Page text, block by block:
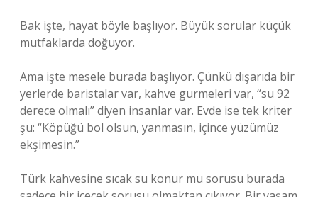
Bak işte, hayat böyle başlıyor. Büyük sorular küçük
mutfaklarda doğuyor.
Ama işte mesele burada başlıyor. Çünkü dışarıda bir
yerlerde baristalar var, kahve gurmeleri var, “su 92
derece olmalı” diyen insanlar var. Evde ise tek kriter
şu: “Köpüğü bol olsun, yanmasın, içince yüzümüz
ekşimesin.”
Türk kahvesine sıcak su konur mu sorusu burada